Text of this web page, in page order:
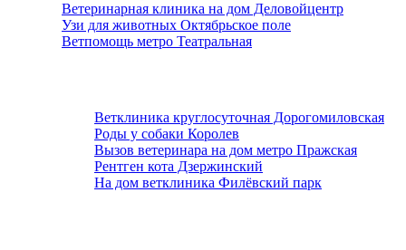
Ветеринарная клиника на дом Деловойцентр
Узи для животных Октябрьское поле
Ветпомощь метро Театральная
Ветклиника круглосуточная Дорогомиловская
Роды у собаки Королев
Вызов ветеринара на дом метро Пражская
Рентген кота Дзержинский
На дом ветклиника Филёвский парк